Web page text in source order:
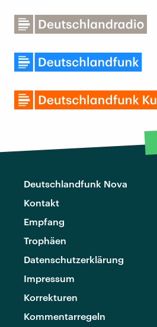
Deutschlandfunk Nova
Kontakt
Empfang
Trophäen
Datenschutzerklärung
Impressum
Korrekturen
Kommentarregeln